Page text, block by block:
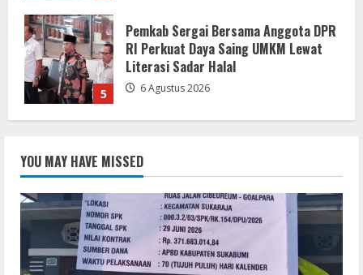
1
Pemkab Sukabumi Rekontruksi Ruas
Jalan Cibeureum- Goalpara Di Kerjakan
Sangat Kokoh Dan Profesional
6 Agustus 2026
2
(81) Penjaga Pondok dan Marbot
Masjid YAMQU Diberangkatkan Umrah
6 Agustus 2026
TANGKAP OKNUM IS PREMAN YANG
MENGAKU DARI PT LKA, MENGANCAM
MEDIA DAN LEMBAGA SERTA BERUPAYA
YOU MAY HAVE MISSED